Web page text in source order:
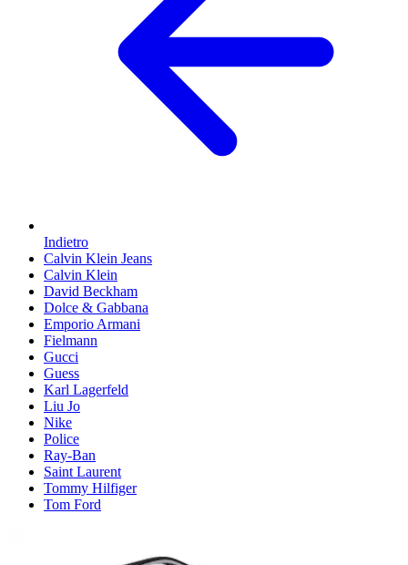
Indietro
Calvin Klein Jeans
Calvin Klein
David Beckham
Dolce & Gabbana
Emporio Armani
Fielmann
Gucci
Guess
Karl Lagerfeld
Liu Jo
Nike
Police
Ray-Ban
Saint Laurent
Tommy Hilfiger
Tom Ford